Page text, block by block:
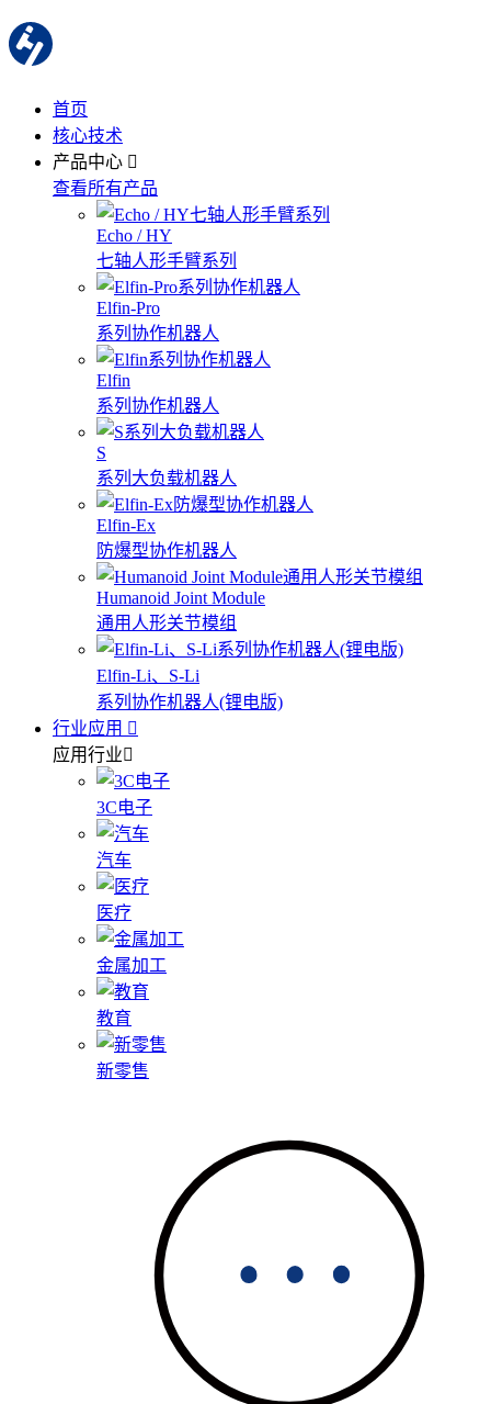
首页
核心技术
产品中心
查看所有产品
Echo / HY
七轴人形手臂系列
Elfin-Pro
系列协作机器人
Elfin
系列协作机器人
S
系列大负载机器人
Elfin-Ex
防爆型协作机器人
Humanoid Joint Module
通用人形关节模组
Elfin-Li、S-Li
系列协作机器人(锂电版)
行业应用
应用行业
3C电子
汽车
医疗
金属加工
教育
新零售